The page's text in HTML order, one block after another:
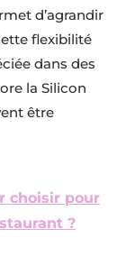
d’agrandir
flexibilité
dans des
la Silicon
être
choisir pour
?